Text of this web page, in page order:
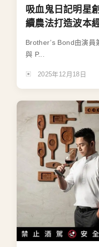
吸血鬼日記明星
續農法打造波本
Brother’s Bond由演
與 P...
2025年12月18日